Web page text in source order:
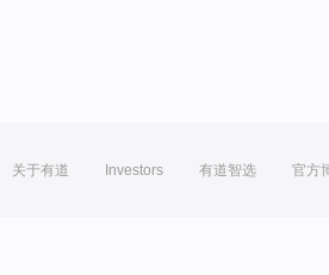
关于有道 Investors 有道智选 官方